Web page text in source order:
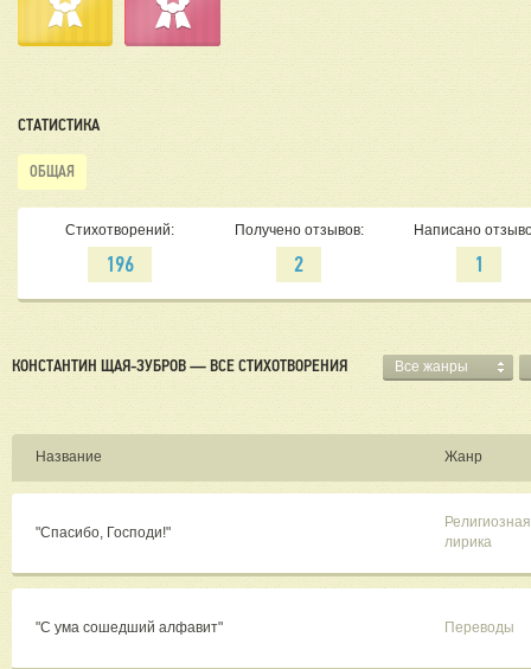
СТАТИСТИКА
ОБЩАЯ
Стихотворений:
196
Получено отзывов:
2
Написано
1
КОНСТАНТИН ЩАЯ-ЗУБРОВ — ВСЕ СТИХОТВОРЕНИЯ Все жанры
Название Жанр
"Спасибо, Господи!"
Религиозная
лирика
"С ума сошедший алфавит" Переводы